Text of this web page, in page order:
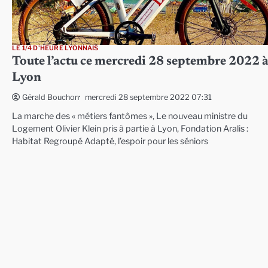
LE 1/4 D'HEURE LYONNAIS
Toute l’actu ce mercredi 28 septembre 2022 à
Lyon
Gérald Bouchon mercredi 28 septembre 2022 07:31
La marche des « métiers fantômes », Le nouveau ministre du
Logement Olivier Klein pris à partie à Lyon, Fondation Aralis :
Habitat Regroupé Adapté, l’espoir pour les séniors